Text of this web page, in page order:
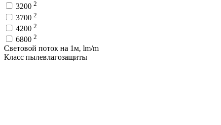
3200 2
3700 2
4200 2
6800 2
Световой поток на 1м, lm/m
Класс пылевлагозащиты